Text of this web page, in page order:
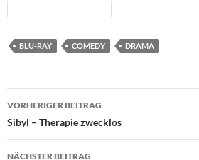
BLU-RAY COMEDY DRAMA
Beitragsnavigation
VORHERIGER BEITRAG
Sibyl – Therapie zwecklos
NÄCHSTER BEITRAG